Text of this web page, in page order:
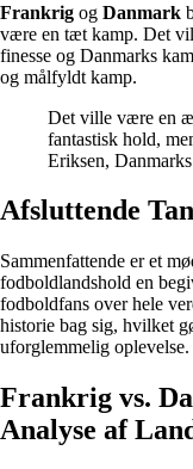
Frankrig og Danmark
være en tæt kamp. Det
finesse og Danmarks
og målfyldt kamp.
Det ville være en
fantastisk hold,
Eriksen,
Afsluttende
Sammenfattende er et
fodboldlandshold en
fodboldfans over hele
historie bag sig, hvilket
uforglemmelig oplevelse.
Frankrig vs.
Analyse af